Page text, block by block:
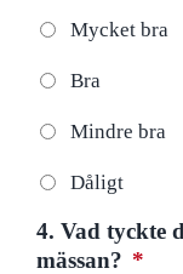
Mycket bra
Bra
Mindre bra
Dåligt
4. Vad tyckte
mässan? *